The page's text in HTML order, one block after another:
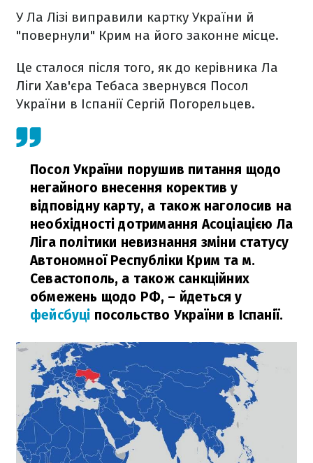
У Ла Лізі виправили картку України й
"повернули" Крим на його законне місце.
Це сталося після того, як до керівника Ла
Ліги Хав'єра Тебаса звернувся Посол
України в Іспанії Сергій Погорельцев.
Посол України порушив питання щодо
негайного внесення коректив у
відповідну карту, а також наголосив на
необхідності дотримання Асоціацією Ла
Ліга політики невизнання зміни статусу
Автономної Республіки Крим та м.
Севастополь, а також санкційних
обмежень щодо РФ, – йдеться у
фейсбуці посольство України в Іспанії.